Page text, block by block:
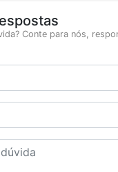
Conte para nós,